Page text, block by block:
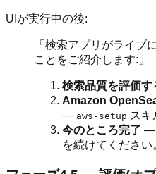
UIが実行中の後:
「検索アプリがライブ
ことをご紹介します:」
検索品質を評価す
Amazon
— aws-setup スキ
今のところ完了 —
を続けてください